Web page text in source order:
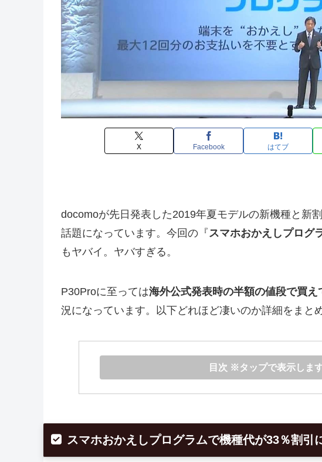
X Facebook はてブ
docomoが先日発表した2019年夏モデルの新機種と新
話題になっています。今回の『 スマホおかえしプログ
もヤバイ。ヤバすぎる。
P30Proに至っては海外公式発表時の半額の値段で買え
況になっています。以下どれほど凄いのか詳細をまと
目次 ※タップで表示しま
スマホおかえしプログラムで機種代が33％割引